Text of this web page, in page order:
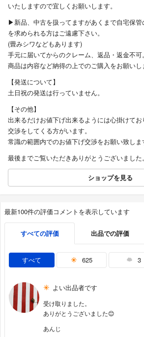
いたしますので宜しくお願いします。
▶︎新品、中古を扱ってますがあくまで自宅保
を求められる方はご遠慮下さい。
(畳みシワなどもあります)
手元に届いてからのクレーム、返品・返金不可。
商品は内容など納得の上でのご購入をお願いし
【発送について】
土日祝の発送は行っていません。
【その他】
出来るだけお値下げ出来るようには心掛けて
交渉をしてくる方がいます。
常識の範囲内でのお値下げ交渉をお願い致しま
最後までご覧いただきありがとうございました。
ショップを見る
最新100件の評価コメントを表示しています
すべての評価 出品での評価
すべて 625 3
よい出品者です
受け取りました。
ありがとうございました😊
あんじ